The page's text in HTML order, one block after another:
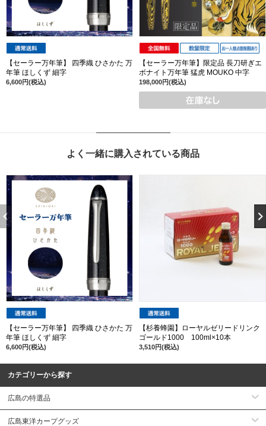
【セーラー万年筆】 四季織 ひさかた 万
年筆 ほしくず 細字
6,600円(税込)
【セーラー万年筆】限定品 長刀研ぎエ
ボナイト万年筆 猛虎 MOUKO 中字
198,000円(税込)
よく一緒に購入されている商品
【セーラー万年筆】 四季織 ひさかた 万
年筆 ほしくず 細字
6,600円(税込)
【杉養蜂園】ローヤルゼリードリンク
ゴールド1000 100ml×10本
3,510円(税込)
カテゴリーから探す
広島の特選品
広島東洋カープグッズ